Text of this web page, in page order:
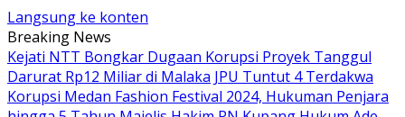
Langsung ke konten
Breaking News
Kejati NTT Bongkar Dugaan Korupsi Proyek Tanggul
Darurat Rp12 Miliar di Malaka JPU Tuntut 4 Terdakwa
Korupsi Medan Fashion Festival 2024, Hukuman Penjara